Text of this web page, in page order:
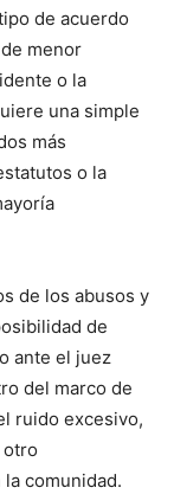
de acuerdo
menor
o la
una simple
más
o la
de los abusos y
de
ante el juez
del marco de
ruido excesivo,
comunidad.